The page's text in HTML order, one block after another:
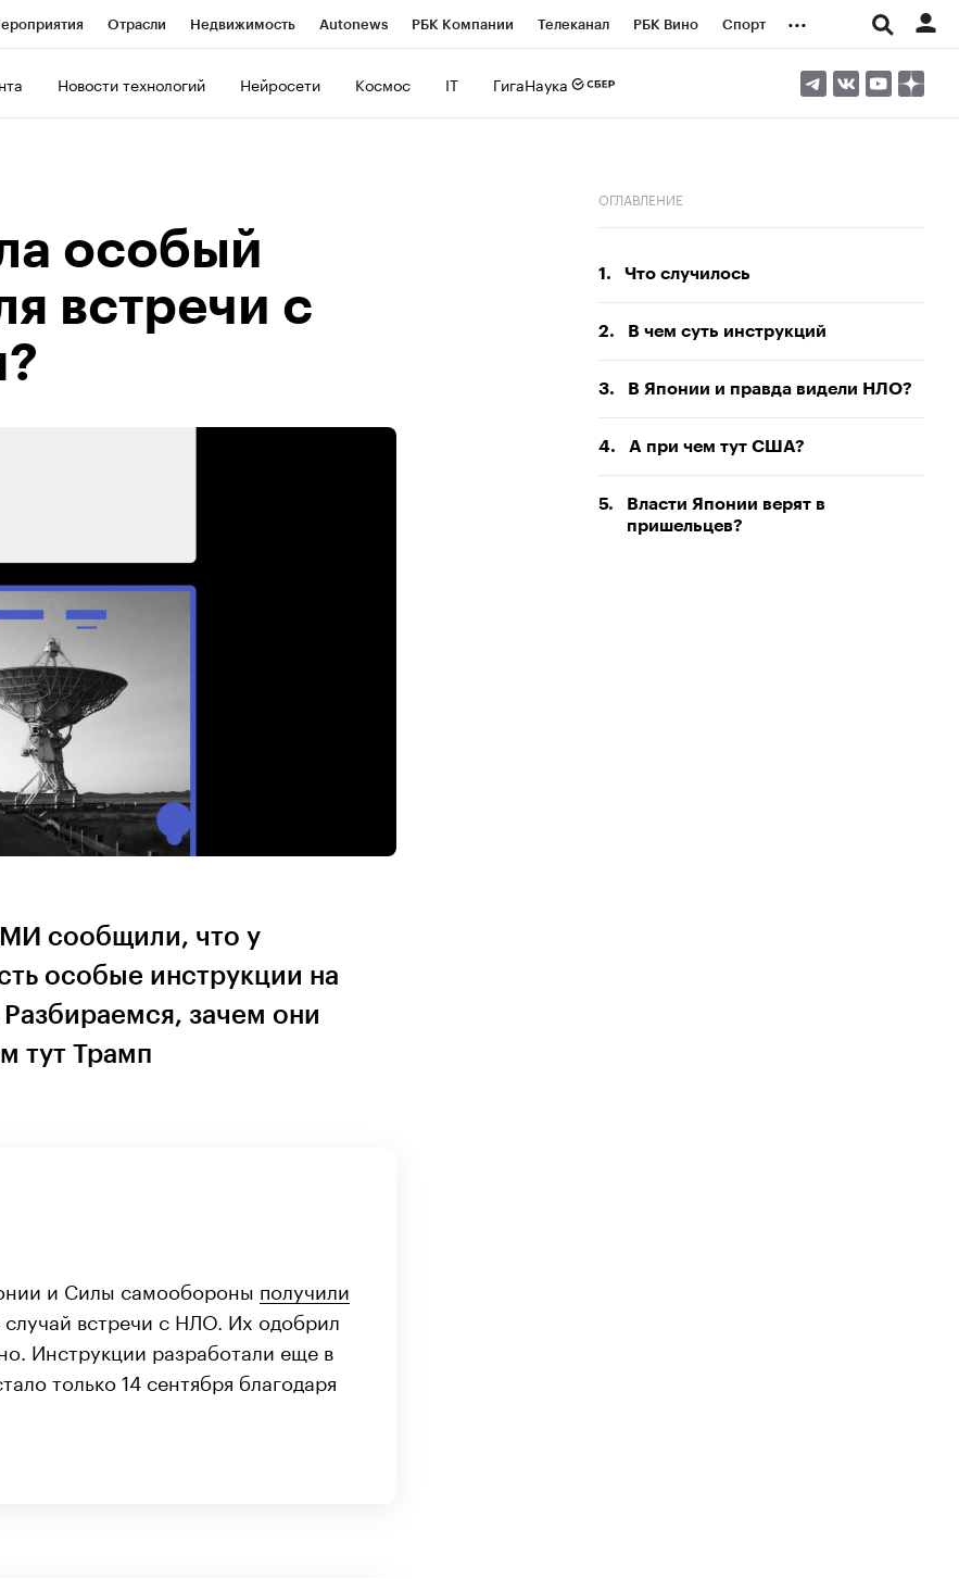
Отрасли Недвижимость Autonews РБК Компании Телеканал РБК Вино Спорт ...
Новости технологий Нейросети Космос IT ГигаНаука
особый
встречи с
сообщили, что у
особые инструкции на
зачем они
тут Трамп
и Силы самообороны получили
случай встречи с НЛО. Их одобрил
Инструкции разработали еще в
только 14 сентября благодаря
ОГЛАВЛЕНИЕ
1. Что случилось
2. В чем суть инструкций
3. В Японии и правда видели НЛО?
4. А при чем тут США?
5.
Власти Японии верят в
пришельцев?